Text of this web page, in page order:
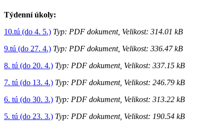
Týdenní úkoly:
10.tú (do 4. 5.) Typ: PDF dokument, Velikost: 314.01 kB
9.tú (do 27. 4.) Typ: PDF dokument, Velikost: 336.47 kB
8. tú (do 20. 4.) Typ: PDF dokument, Velikost: 337.15 kB
7. tú (do 13. 4.) Typ: PDF dokument, Velikost: 246.79 kB
6. tú (do 30. 3.) Typ: PDF dokument, Velikost: 313.22 kB
5. tú (do 23. 3.) Typ: PDF dokument, Velikost: 190.54 kB